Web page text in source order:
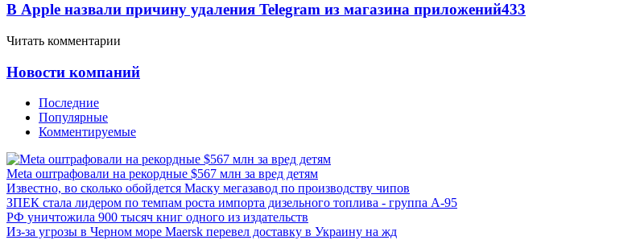
В Apple назвали причину удаления Telegram из магазина приложений433
Читать комментарии
Новости компаний
Последние
Популярные
Комментируемые
Meta оштрафовали на рекордные $567 млн за вред детям
Известно, во сколько обойдется Маску мегазавод по производству чипов
ЗПЕК стала лидером по темпам роста импорта дизельного топлива - группа А-95
РФ уничтожила 900 тысяч книг одного из издательств
Из-за угрозы в Черном море Maersk перевел доставку в Украину на жд